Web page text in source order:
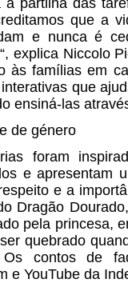
a partilha das
que a
e nunca é
explica Niccolo
às famílias em
que
ensiná-las
de género
foram
e apresentam
e a
Dragão
pela princesa,
quebrado
Os contos de
e YouTube da